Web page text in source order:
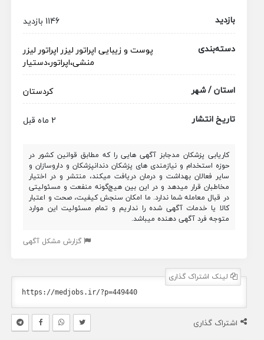
بازدید
1146 بازدید
دسته‌بندی
پوست و زیبایی اپراتور لیزر اپراتور لیزر
منشی،اپراتور،دستیار
استان / شهر
کردستان
تاریخ انتشار
2 ماه قبل
کاریابی پزشکان مدجابز آگهی هایی را که مطابق قوانین کشور در
حوزه استخدام و نیازمندی های پزشکان دندانپزشکان و داروسازان و
سایر فعالان بهداشت و درمان دریافت میکند، منتشر و در اختیار
مخاطبان قرار میدهد و در این بین هیچ‌گونه منفعت و مسئولیتی
در قبال معامله شما ندارد. ما امکان سنجش کیفیت، صحت و اعتبار
کالا یا خدمات آگهی شده را نداریم و تمام مسئولیت این موارد
متوجه فرد آگهی دهنده میباشد.
گزارش مشکل آگهی
لینک اشتراک گذاری
اشتراک گذاری